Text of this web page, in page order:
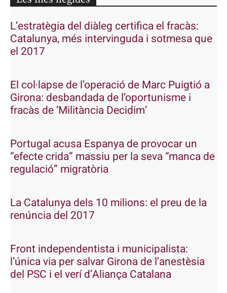
L’estratègia del diàleg certifica el fracàs:
Catalunya, més intervinguda i sotmesa que
el 2017
El col·lapse de l’operació de Marc Puigtió a
Girona: desbandada de l’oportunisme i
fracàs de ‘Militància Decidim’
Portugal acusa Espanya de provocar un
“efecte crida” massiu per la seva “manca de
regulació” migratòria
La Catalunya dels 10 milions: el preu de la
renúncia del 2017
Front independentista i municipalista:
l’única via per salvar Girona de l’anestèsia
del PSC i el verí d’Aliança Catalana